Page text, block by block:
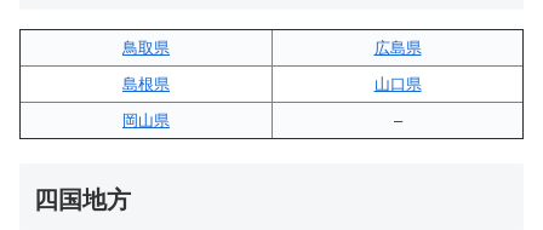
鳥取県
広島県
島根県
山口県
岡山県
–
四国地方